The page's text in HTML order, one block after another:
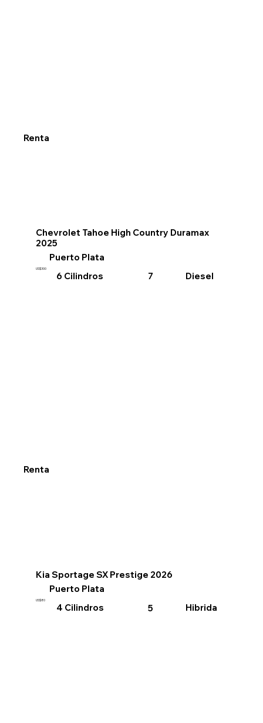
Renta
Chevrolet Tahoe High Country Duramax
2025
Puerto Plata
US$300
6 Cilindros 7 Diesel
Renta
Kia Sportage SX Prestige 2026
Puerto Plata
US$80
4 Cilindros 5 Hibrida